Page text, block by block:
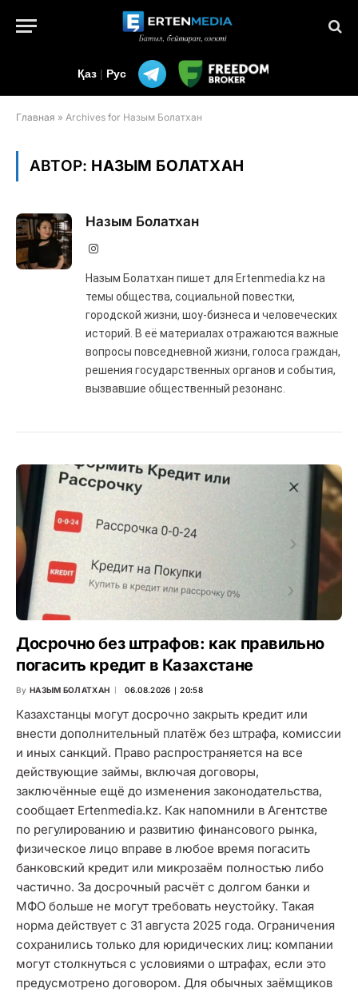
Қаз | Рус
Главная » Archives for Назым Болатхан
АВТОР: НАЗЫМ БОЛАТХАН
Назым Болатхан
Instagram
Назым Болатхан пишет для Ertenmedia.kz на
темы общества, социальной повестки,
городской жизни, шоу-бизнеса и человеческих
историй. В её материалах отражаются важные
вопросы повседневной жизни, голоса граждан,
решения государственных органов и события,
вызвавшие общественный резонанс.
Досрочно без штрафов: как правильно
погасить кредит в Казахстане
By НАЗЫМ БОЛАТХАН 06.08.2026 ∣ 20:58
Казахстанцы могут досрочно закрыть кредит или
внести дополнительный платёж без штрафа, комиссии
и иных санкций. Право распространяется на все
действующие займы, включая договоры,
заключённые ещё до изменения законодательства,
сообщает Ertenmedia.kz. Как напомнили в Агентстве
по регулированию и развитию финансового рынка,
физическое лицо вправе в любое время погасить
банковский кредит или микрозаём полностью либо
частично. За досрочный расчёт с долгом банки и
МФО больше не могут требовать неустойку. Такая
норма действует с 31 августа 2025 года. Ограничения
сохранились только для юридических лиц: компании
могут столкнуться с условиями о штрафах, если это
предусмотрено договором. Для обычных заёмщиков